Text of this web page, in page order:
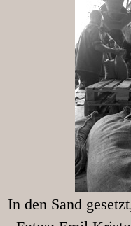
In den Sand gesetzt